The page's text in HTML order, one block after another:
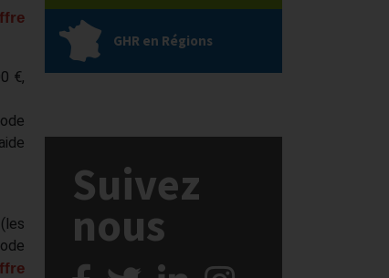
€,
(les
GHR en Régions
Suivez
nous